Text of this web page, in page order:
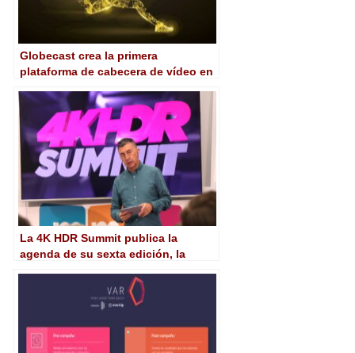
Globecast crea la primera
plataforma de cabecera de vídeo en
para una telco europea
La 4K HDR Summit publica la
agenda de su sexta edición, la